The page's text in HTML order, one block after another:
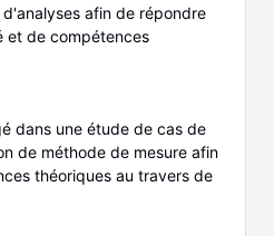
afin de répondre
et de compétences
dans une étude de cas de
de méthode de mesure afin
théoriques au travers de